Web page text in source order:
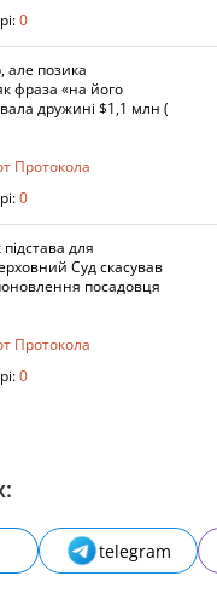
0
але позика
фраза «на його
дружині $1,1 млн (
Протокола
0
для
Суд скасував
посадовця
Протокола
0
telegram